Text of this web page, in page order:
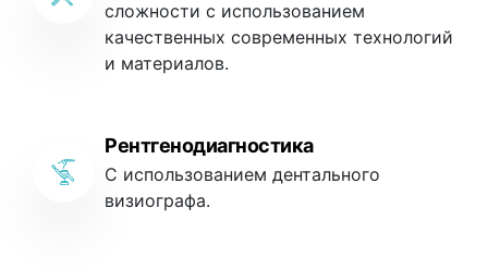
сложности с использованием
качественных современных технологий
и материалов.
Рентгенодиагностика
С использованием дентального
визиографа.